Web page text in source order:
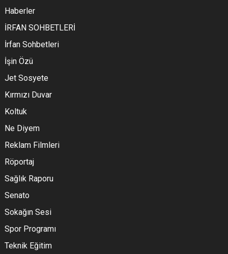
Haberler
İRFAN SOHBETLERİ
İrfan Sohbetleri
İşin Özü
Jet Sosyete
Kırmızı Duvar
Koltuk
Ne Diyem
Reklam Filmleri
Röportaj
Sağlık Raporu
Senato
Sokağın Sesi
Spor Programı
Teknik Eğitim